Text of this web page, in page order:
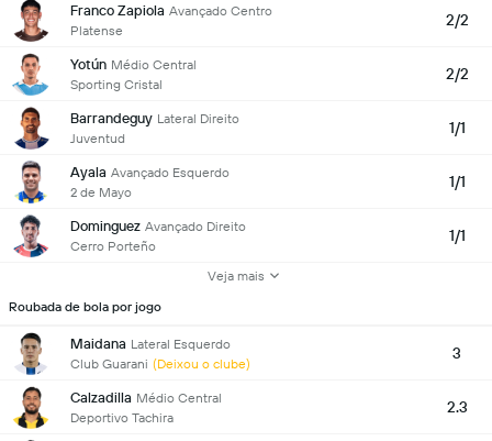
Franco Zapiola Avançado Centro
Platense
2/2
Yotún Médio Central
Sporting Cristal
2/2
Barrandeguy Lateral Direito
Juventud
1/1
Ayala Avançado Esquerdo
2 de Mayo
1/1
Dominguez Avançado Direito
Cerro Porteño
1/1
Veja mais
Roubada de bola por jogo
Maidana Lateral Esquerdo
Club Guarani (Deixou o clube)
3
Calzadilla Médio Central
Deportivo Tachira
2.3